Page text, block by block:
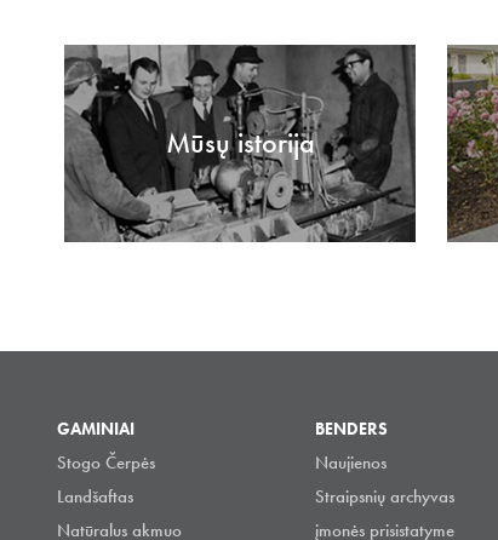
Mūsų istorija
GAMINIAI
Stogo Čerpės
Landšaftas
Natūralus akmuo
BENDERS
Naujienos
Straipsnių archyvas
įmonės prisistatyme